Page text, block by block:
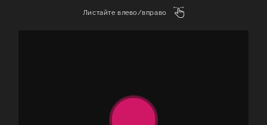
Листайте влево/вправо